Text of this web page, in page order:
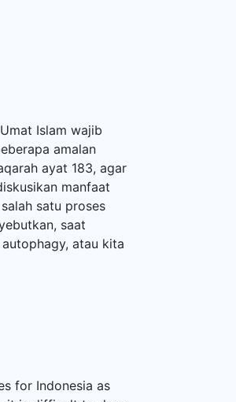
Islam wajib
amalan
ayat 183, agar
manfaat
satu proses
saat
atau kita
for Indonesia as